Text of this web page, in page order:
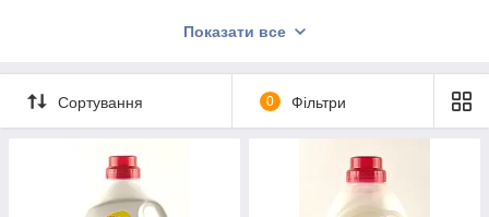
Показати все
Сортування 0 Фільтри